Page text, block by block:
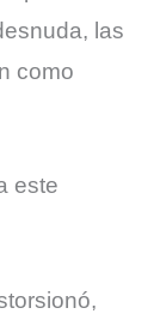
las
como
este